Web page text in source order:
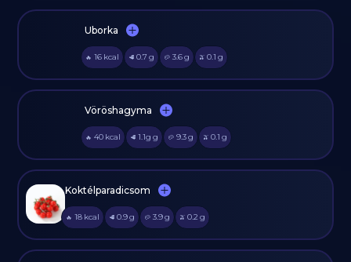
Uborka
🔥 16 kcal 🥩 0.7 g 🥔 3.6g 🫒 0.1 g
Vöröshagyma
🔥 40 kcal 🥩 1.1g g 🥔 9.3g 🫒 0.1 g
Koktélparadicsom
🔥 18 kcal 🥩 0.9g 🥔 3.9g 🫒 0.2 g